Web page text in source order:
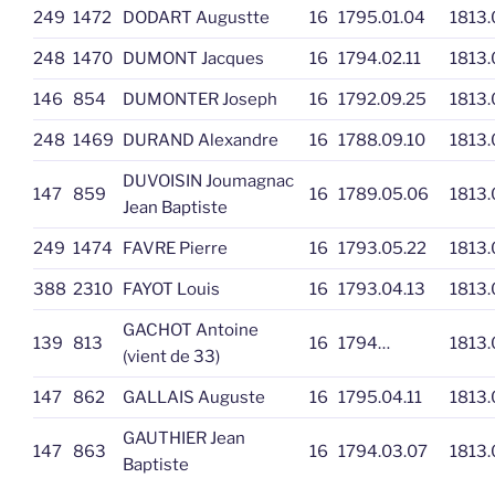
249 1472 DODART Augustte 16 1795.01.04
248 1470 DUMONT Jacques 16 1794.02.11
146 854 DUMONTER Joseph 16 1792.09.25
248 1469 DURAND Alexandre 16 1788.09.10
147 859
DUVOISIN Joumagnac
Jean Baptiste
16 1789.05.06
249 1474 FAVRE Pierre 16 1793.05.22
388 2310 FAYOT Louis 16 1793.04.13
139 813
GACHOT Antoine
(vient de 33)
16 1794…
147 862 GALLAIS Auguste 16 1795.04.11
147 863
GAUTHIER Jean
Baptiste
16 1794.03.07